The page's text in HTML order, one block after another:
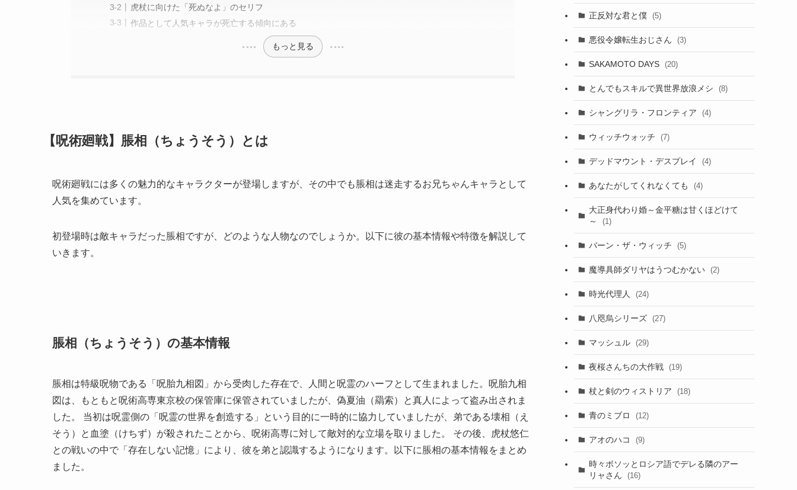
虎杖に向けた「死ぬなよ」のセリフ
作品として人気キャラが死亡する傾向にある
もっと見る
【呪術廻戦】脹相（ちょうそう）とは
呪術廻戦には多くの魅力的なキャラクターが登場しますが、その中でも脹相は迷走するお兄ちゃんキャラとして
人気を集めています。
初登場時は敵キャラだった脹相ですが、どのような人物なのでしょうか。以下に彼の基本情報や特徴を解説して
いきます。
脹相（ちょうそう）の基本情報
脹相は特級呪物である「呪胎九相図」から受肉した存在で、人間と呪霊のハーフとして生まれました。呪胎九相
図は、もともと呪術高専東京校の保管庫に保管されていましたが、偽夏油（羂索）と真人によって盗み出されま
した。 当初は呪霊側の「呪霊の世界を創造する」という目的に一時的に協力していましたが、弟である壊相（え
そう）と血塗（けちず）が殺されたことから、呪術高専に対して敵対的な立場を取りました。 その後、虎杖悠仁
との戦いの中で「存在しない記憶」により、彼を弟と認識するようになります。以下に脹相の基本情報をまとめ
ました。
正反対な君と僕 (5)
悪役令嬢転生おじさん (3)
SAKAMOTO DAYS (20)
とんでもスキルで異世界放浪メシ (8)
シャングリラ・フロンティア (4)
ウィッチウォッチ (7)
デッドマウント・デスプレイ (4)
あなたがしてくれなくても (4)
大正身代わり婚～金平糖は甘くほどけて
～
(1)
バーン・ザ・ウィッチ (5)
魔導具師ダリヤはうつむかない (2)
時光代理人 (24)
八咫烏シリーズ (27)
マッシュル (29)
夜桜さんちの大作戦 (19)
杖と剣のウィストリア (18)
青のミブロ (12)
アオのハコ (9)
時々ボソッとロシア語でデレる隣のアー
リャさん
(16)